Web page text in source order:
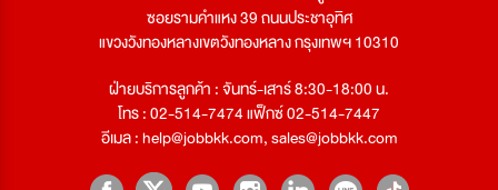
ซอยรามคำแหง 39 ถนนประชาอุทิศ
แขวงวังทองหลางเขตวังทองหลาง กรุงเทพฯ 10310
ฝ่ายบริการลูกค้า : จันทร์-เสาร์ 8:30-18:00 น.
โทร : 02-514-7474 แฟ็กซ์ 02-514-7447
อีเมล :help@jobbkk.com,sales@jobbkk.com